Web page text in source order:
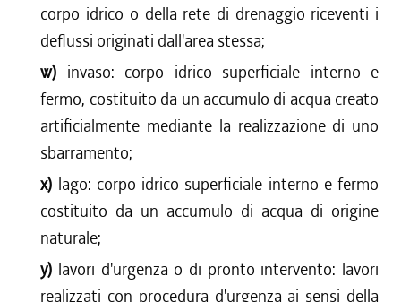
corpo idrico o della rete di drenaggio riceventi i
deflussi originati dall'area stessa;
w) invaso: corpo idrico superficiale interno e
fermo, costituito da un accumulo di acqua creato
artificialmente mediante la realizzazione di uno
sbarramento;
x) lago: corpo idrico superficiale interno e fermo
costituito da un accumulo di acqua di origine
naturale;
y) lavori d'urgenza o di pronto intervento: lavori
realizzati con procedura d'urgenza ai sensi della